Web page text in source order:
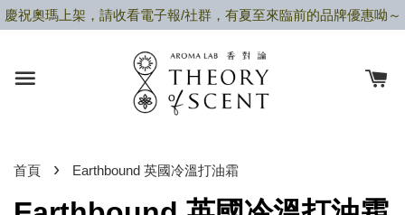
慶祝奧瑪上架，請收看電子報/社群，有夏至來臨前的品牌優惠呦～
首頁 › Earthbound 英國冷溫打油霜